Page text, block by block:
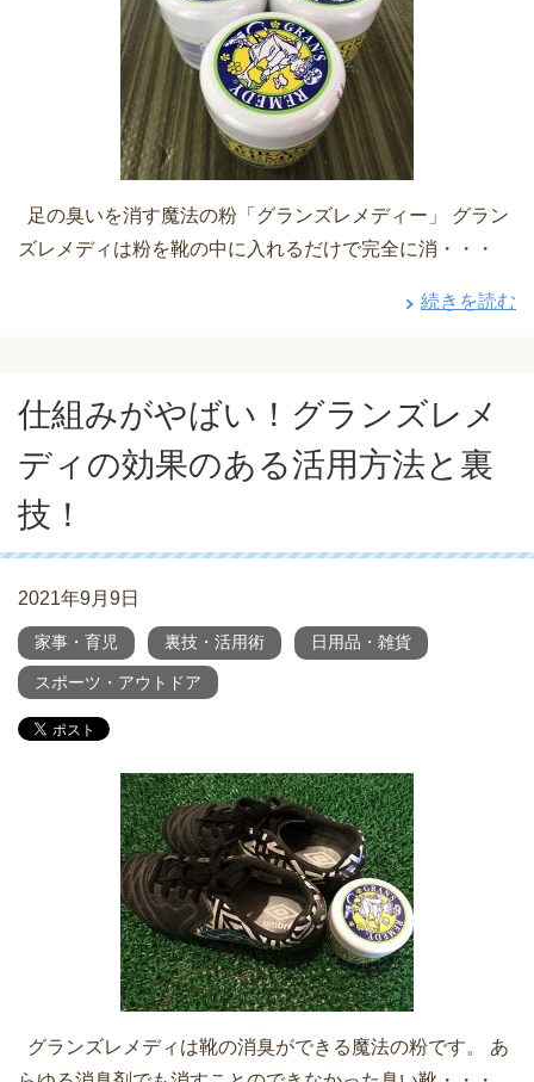
足の臭いを消す魔法の粉「グランズレメディー」 グラン
ズレメディは粉を靴の中に入れるだけで完全に消・・・
続きを読む
仕組みがやばい！グランズレメ
ディの効果のある活用方法と裏
技！
2021年9月9日
家事・育児 裏技・活用術 日用品・雑貨
スポーツ・アウトドア
グランズレメディは靴の消臭ができる魔法の粉です。 あ